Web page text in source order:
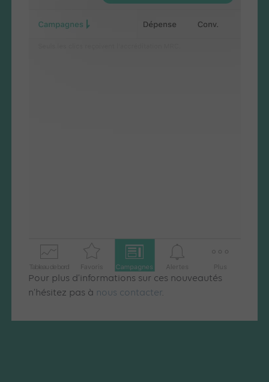
Pour plus d’informations sur ces nouveautés
n’hésitez pas à nous contacter.